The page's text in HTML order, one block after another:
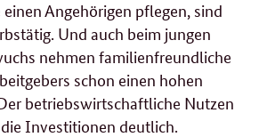
Angehörigen pflegen, sind
Und auch beim jungen
nehmen familienfreundliche
schon einen hohen
betriebswirtschaftliche Nutzen
Investitionen deutlich.